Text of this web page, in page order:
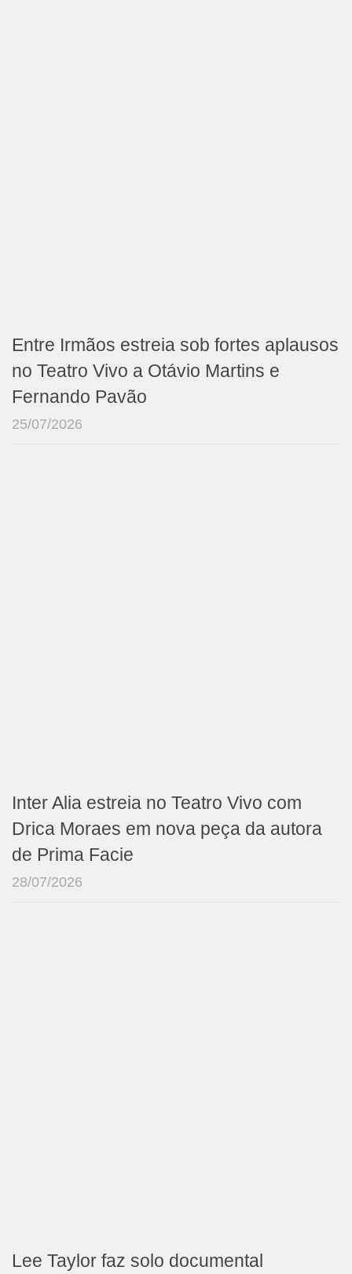
Entre Irmãos estreia sob fortes aplausos
no Teatro Vivo a Otávio Martins e
Fernando Pavão
25/07/2026
Inter Alia estreia no Teatro Vivo com
Drica Moraes em nova peça da autora
de Prima Facie
28/07/2026
Lee Taylor faz solo documental